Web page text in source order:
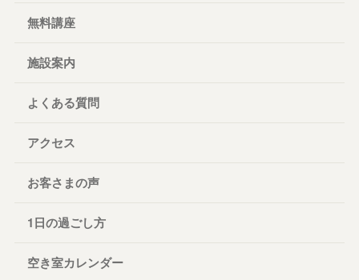
無料講座
施設案内
よくある質問
アクセス
お客さまの声
1日の過ごし方
空き室カレンダー